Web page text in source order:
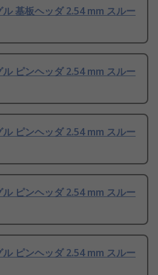
基板ヘッダ 2.54 mm スルー
ピンヘッダ 2.54 mm スルー
ピンヘッダ 2.54 mm スルー
ピンヘッダ 2.54 mm スルー
ピンヘッダ 2.54 mm スルー